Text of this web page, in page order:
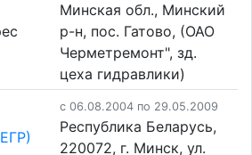
Минская обл., Минский
р-н, пос. Гатово, (ОАО
Черметремонт", зд.
цеха гидравлики)
c 06.08.2004 по 29.05.2009
Республика Беларусь,
220072, г. Минск, ул.